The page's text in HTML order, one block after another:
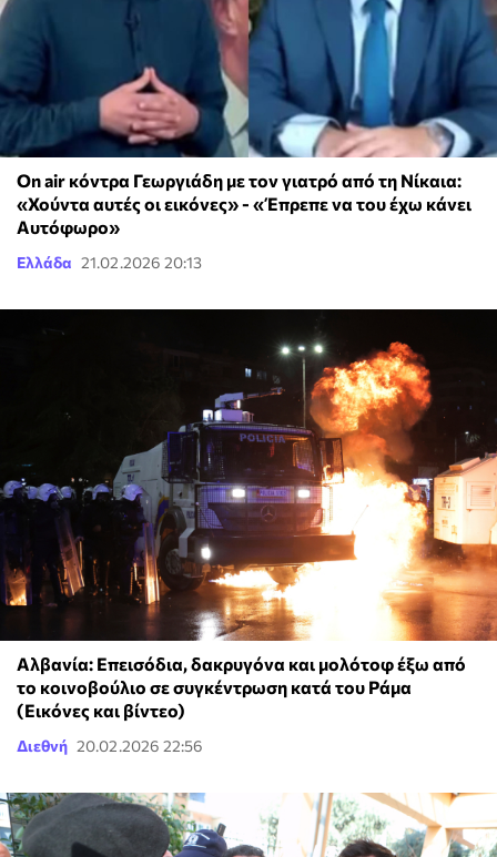
On air κόντρα Γεωργιάδη με τον γιατρό από τη Νίκαια:
«Χούντα αυτές οι εικόνες» - «Έπρεπε να του έχω κάνει
Αυτόφωρο»
Ελλάδα 21.02.2026 20:13
Αλβανία: Επεισόδια, δακρυγόνα και μολότοφ έξω από
το κοινοβούλιο σε συγκέντρωση κατά του Ράμα
(Εικόνες και βίντεο)
Διεθνή 20.02.2026 22:56